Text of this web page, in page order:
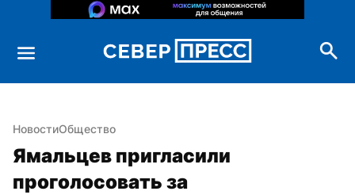
НовостиОбщество
Ямальцев пригласили
проголосовать за